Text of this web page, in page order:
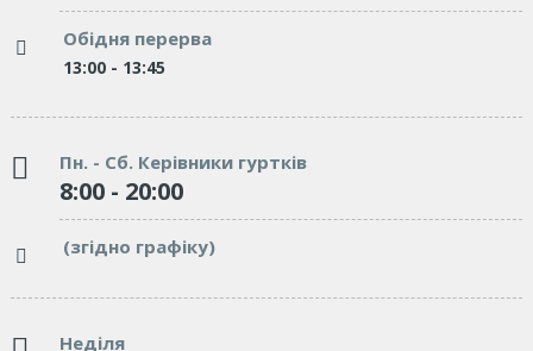
Обідня перерва
13:00 - 13:45
Пн. - Сб. Керівники гуртків
8:00 - 20:00
(згідно графіку)
Неділя